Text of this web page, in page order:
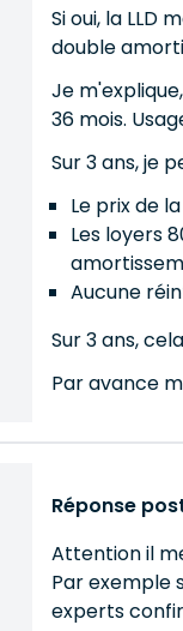
Si oui, la LLD
double
Je
36 mois.
Sur 3 ans, je
Le prix de
Les loyers
Aucune
Sur 3 ans,
Par avance
Réponse
Attention il
Par exemple
experts